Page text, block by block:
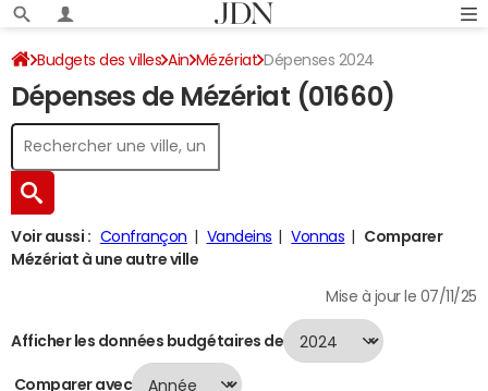
Budgets des villes Ain Mézériat Dépenses 2024
Dépenses de Mézériat (01660)
Voir aussi : Confrançon Vandeins Vonnas
Comparer
Mézériat à une autre ville
Mise à jour le 07/11/25
Afficher les données budgétaires de
Comparer avec